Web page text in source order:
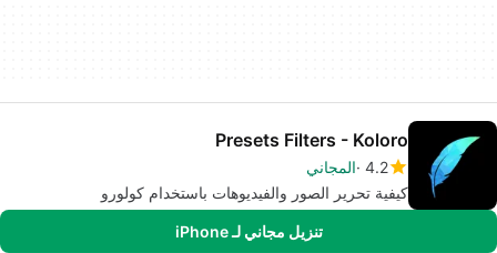
Presets Filters - Koloro
4.2 المجاني
كيفية تحرير الصور والفيديوهات باستخدام كولورو
تنزيل مجاني لـ iPhone